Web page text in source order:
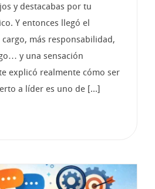
y destacabas por tu
Y entonces llegó el
más responsabilidad,
y una sensación
explicó realmente cómo ser
a líder es uno de [...]